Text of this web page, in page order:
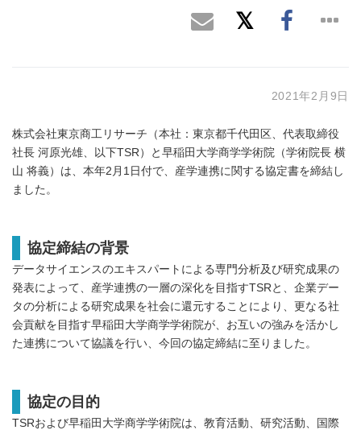
2021年2月9日
株式会社東京商工リサーチ（本社：東京都千代田区、代表取締役
社長 河原光雄、以下TSR）と早稲田大学商学学術院（学術院長 横
山 将義）は、本年2月1日付で、産学連携に関する協定書を締結し
ました。
協定締結の背景
データサイエンスのエキスパートによる専門分析及び研究成果の
発表によって、産学連携の一層の深化を目指すTSRと、企業デー
タの分析による研究成果を社会に還元することにより、更なる社
会貢献を目指す早稲田大学商学学術院が、お互いの強みを活かし
た連携について協議を行い、今回の協定締結に至りました。
協定の目的
TSRおよび早稲田大学商学学術院は、教育活動、研究活動、国際